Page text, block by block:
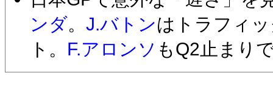
ンダ。 J.バトンはトラフィ
ト。 F.アロンソ もQ2止まり